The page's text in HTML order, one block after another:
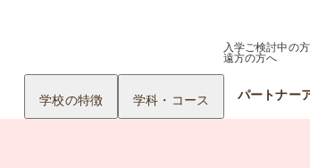
入学ご検討中の
遠方の方へ
学校の特徴 学科・コース パートナー